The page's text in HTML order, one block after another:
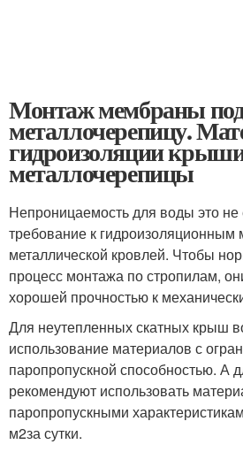
Монтаж мембраны
металлочерепицу.
гидроизоляции
металлочерепицы
Непроницаемость для воды это не
требование к
металлической кровлей. Чтобы
процесс монтажа по стропилам,
хорошей прочностью к
Для неутепленных скатных крыш
использование материалов с
паропропускной способностью. А
рекомендуют использовать
паропропускными
м2за сутки.